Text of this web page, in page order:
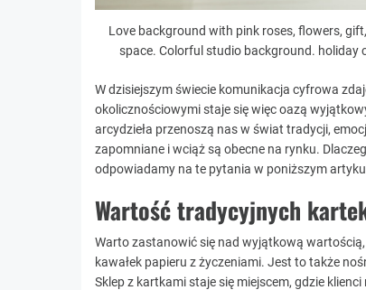
Love background with pink roses, flowers,
space. Colorful studio background.
W dzisiejszym świecie komunikacja cyfrowa
okolicznościowymi staje się więc oazą
arcydzieła przenoszą nas w świat tradycji,
zapomniane i wciąż są obecne na rynku.
odpowiadamy na te pytania w poniższym
Wartość tradycyjnych
Warto zastanowić się nad wyjątkową
kawałek papieru z życzeniami. Jest to także
Sklep z kartkami staje się miejscem, gdzie